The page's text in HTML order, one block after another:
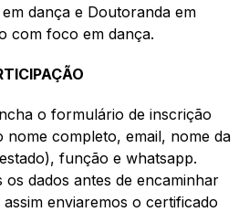
dança e Doutoranda em
com foco em dança.
o formulário de inscrição
nome completo, email, nome da
função e whatsapp.
dados antes de encaminhar
enviaremos o certificado